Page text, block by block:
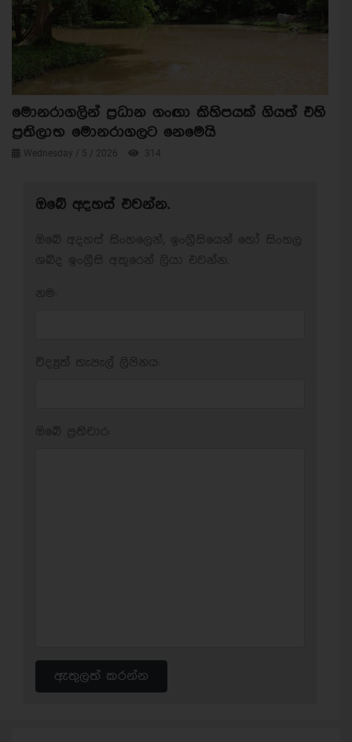
මොනරාගලින් ප්‍රධාන ගංඟා කිහිපයක් ගියත් එහි
ප්‍රතිලාභ මොනරාගලට නෙමෙයි
Wednesday / 5 / 2026 314
ඔබේ අදහස් එවන්න.
ඇතුලත් කරන්න